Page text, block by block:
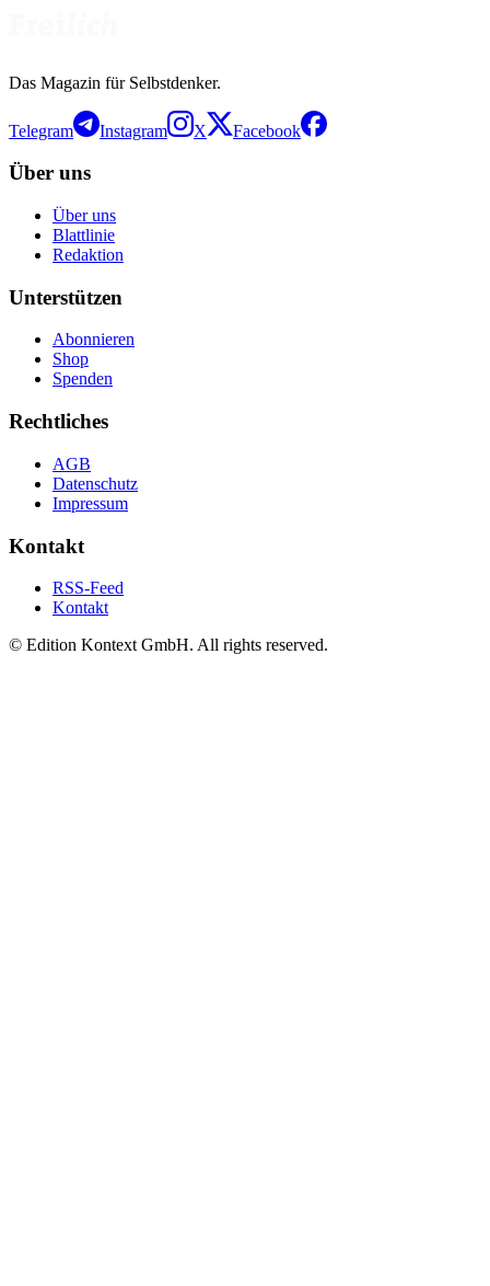
Das Magazin für Selbstdenker.
Telegram Instagram X Facebook
Über uns
Über uns
Blattlinie
Redaktion
Unterstützen
Abonnieren
Shop
Spenden
Rechtliches
AGB
Datenschutz
Impressum
Kontakt
RSS-Feed
Kontakt
© Edition Kontext GmbH. All rights reserved.